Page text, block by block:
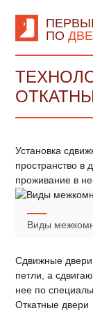
ПО
Установка
пространство в
проживание в
Виды
Сдвижные
петли, а
нее по
Откатные двери